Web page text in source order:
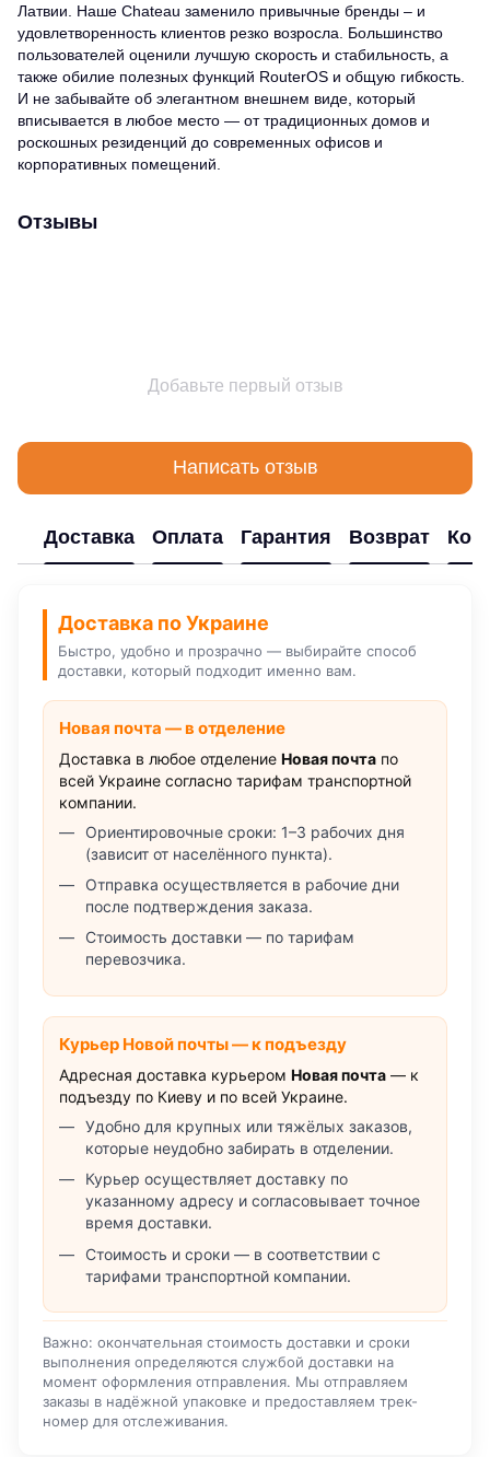
Латвии. Наше Chateau заменило привычные бренды – и
удовлетворенность клиентов резко возросла. Большинство
пользователей оценили лучшую скорость и стабильность, а
также обилие полезных функций RouterOS и общую гибкость.
И не забывайте об элегантном внешнем виде, который
вписывается в любое место — от традиционных домов и
роскошных резиденций до современных офисов и
корпоративных помещений.
Отзывы
Добавьте первый отзыв
Написать отзыв
Доставка Оплата Гарантия Возврат
Доставка по Украине
Быстро, удобно и прозрачно — выбирайте способ
доставки, который подходит именно вам.
Новая почта — в отделение
Доставка в любое отделение Новая почта по
всей Украине согласно тарифам транспортной
компании.
Ориентировочные сроки: 1–3 рабочих дня
(зависит от населённого пункта).
Отправка осуществляется в рабочие дни
после подтверждения заказа.
Стоимость доставки — по тарифам
перевозчика.
Курьер Новой почты — к подъезду
Адресная доставка курьером Новая почта — к
подъезду по Киеву и по всей Украине.
Удобно для крупных или тяжёлых заказов,
которые неудобно забирать в отделении.
Курьер осуществляет доставку по
указанному адресу и согласовывает точное
время доставки.
Стоимость и сроки — в соответствии с
тарифами транспортной компании.
Важно: окончательная стоимость доставки и сроки
выполнения определяются службой доставки на
момент оформления отправления. Мы отправляем
заказы в надёжной упаковке и предоставляем трек-
номер для отслеживания.